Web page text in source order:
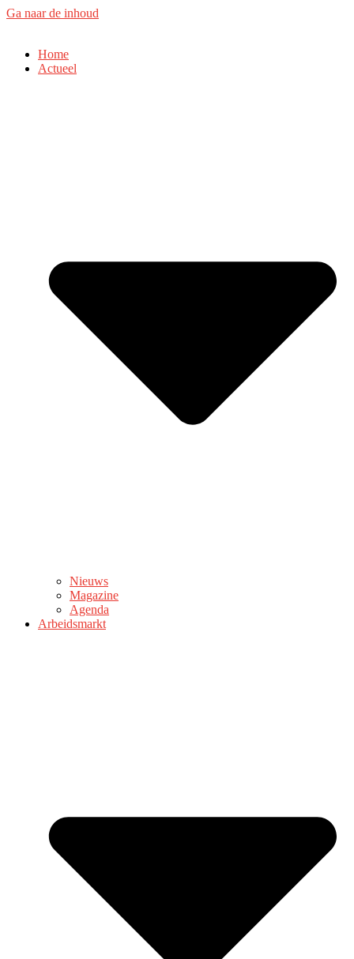
Ga naar de inhoud
Home
Actueel
Nieuws
Magazine
Agenda
Arbeidsmarkt